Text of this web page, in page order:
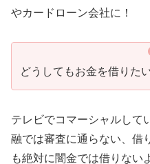
やカードローン会社に！
どうしてもお金を借りた
テレビでコマーシャルして
融では審査に通らない、借
も絶対に闇金では借りない